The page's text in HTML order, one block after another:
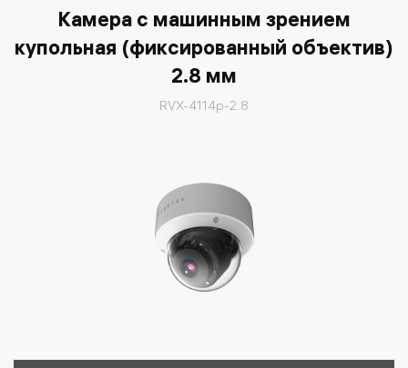
Камера с машинным зрением
купольная (фиксированный объектив)
2.8 мм
RVX-4114p-2.8